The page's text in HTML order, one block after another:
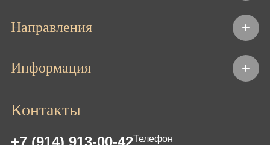
Направления
Информация
Контакты
Телефон
+7 (914) 913-00-42